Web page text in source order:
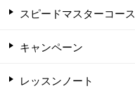
スピードマスターコース
キャンペーン
レッスンノート